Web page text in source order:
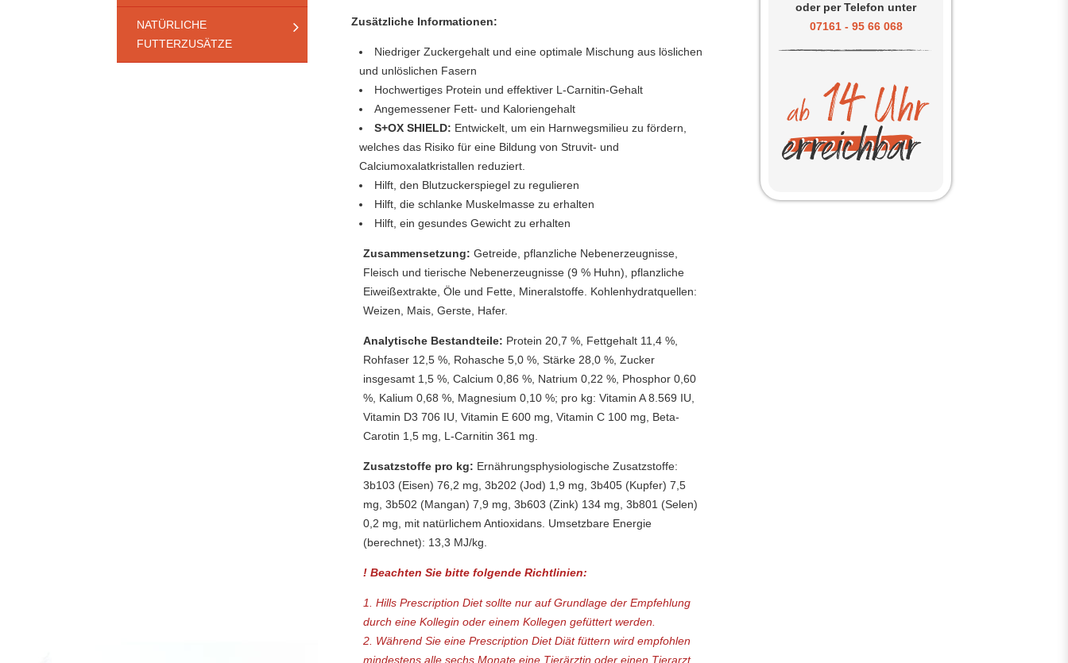
NATÜRLICHE
FUTTERZUSÄTZE
oder per Telefon unter
07161 - 95 66 068
Zusätzliche Informationen:
Niedriger Zuckergehalt und eine optimale Mischung aus löslichen
und unlöslichen Fasern
Hochwertiges Protein und effektiver L-Carnitin-Gehalt
Angemessener Fett- und Kaloriengehalt
S+OX SHIELD: Entwickelt, um ein Harnwegsmilieu zu fördern,
welches das Risiko für eine Bildung von Struvit- und
Calciumoxalatkristallen reduziert.
Hilft, den Blutzuckerspiegel zu regulieren
Hilft, die schlanke Muskelmasse zu erhalten
Hilft, ein gesundes Gewicht zu erhalten
Zusammensetzung: Getreide, pflanzliche Nebenerzeugnisse,
Fleisch und tierische Nebenerzeugnisse (9 % Huhn), pflanzliche
Eiweißextrakte, Öle und Fette, Mineralstoffe. Kohlenhydratquellen:
Weizen, Mais, Gerste, Hafer.
Analytische Bestandteile: Protein 20,7 %, Fettgehalt 11,4 %,
Rohfaser 12,5 %, Rohasche 5,0 %, Stärke 28,0 %, Zucker
insgesamt 1,5 %, Calcium 0,86 %, Natrium 0,22 %, Phosphor 0,60
%, Kalium 0,68 %, Magnesium 0,10 %; pro kg: Vitamin A 8.569 IU,
Vitamin D3 706 IU, Vitamin E 600 mg, Vitamin C 100 mg, Beta-
Carotin 1,5 mg, L-Carnitin 361 mg.
Zusatzstoffe pro kg: Ernährungsphysiologische Zusatzstoffe:
3b103 (Eisen) 76,2 mg, 3b202 (Jod) 1,9 mg, 3b405 (Kupfer) 7,5
mg, 3b502 (Mangan) 7,9 mg, 3b603 (Zink) 134 mg, 3b801 (Selen)
0,2 mg, mit natürlichem Antioxidans. Umsetzbare Energie
(berechnet): 13,3 MJ/kg.
! Beachten Sie bitte folgende Richtlinien:
1. Hills Prescription Diet sollte nur auf Grundlage der Empfehlung
durch eine Kollegin oder einem Kollegen gefüttert werden.
2. Während Sie eine Prescription Diet Diät füttern wird empfohlen
mindestens alle sechs Monate eine Tierärztin oder einen Tierarzt